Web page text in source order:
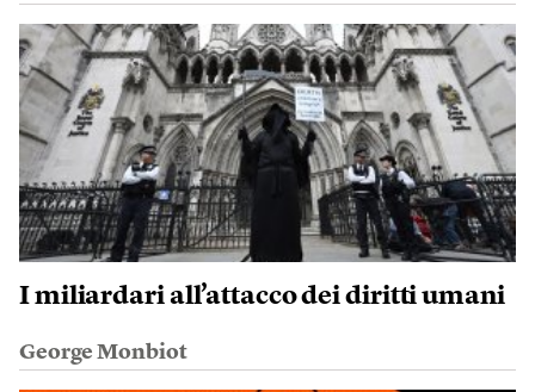
I miliardari all’attacco dei diritti umani
George Monbiot